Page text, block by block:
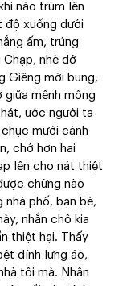
nào trùm lên
độ xuống dưới
ấm, trúng
nhè dở
Giêng mới bung,
mênh mông
ước người ta
mười cành
chớ hơn hai
lên cho nát thiệt
chừng nào
nhà phố, bạn bè,
nhắn chỗ kia
thiệt hại. Thấy
dính lưng áo,
tôi mà. Nhân